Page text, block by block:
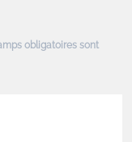
obligatoires sont